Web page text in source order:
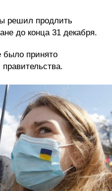
решил продлить
до конца 31 декабря.
было принято